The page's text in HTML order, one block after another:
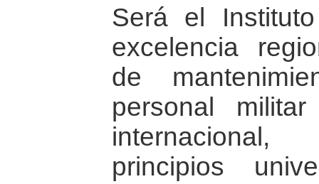
Será el
excelencia
de
personal
principios